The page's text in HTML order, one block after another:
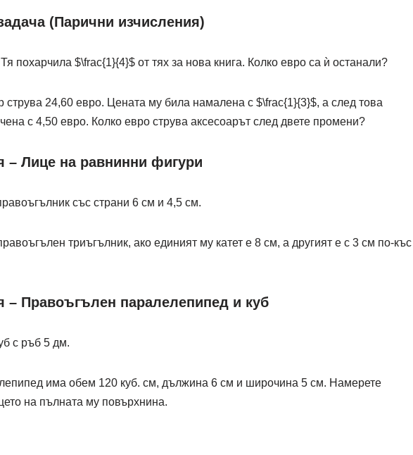
(Парични изчисления)
похарчила $\frac{1}{4}$ от тях за нова книга. Колко евро са ѝ останали?
струва 24,60 евро. Цената му била намалена с $\frac{1}{3}$, а след това
с 4,50 евро. Колко евро струва аксесоарът след двете промени?
– Лице на равнинни фигури
със страни 6 см и 4,5 см.
триъгълник, ако единият му катет е 8 см, а другият е с 3 см по-къс
– Правоъгълен паралелепипед и куб
с ръб 5 дм.
има обем 120 куб. см, дължина 6 см и широчина 5 см. Намерете
на пълната му повърхнина.